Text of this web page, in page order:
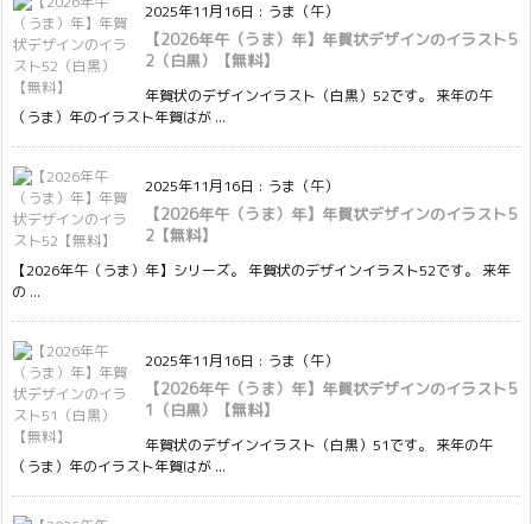
2025年11月16日 : うま（午）
【2026年午（うま）年】年賀状デザインのイラスト5
2（白黒）【無料】
年賀状のデザインイラスト（白黒）52です。 来年の午
（うま）年のイラスト年賀はが ...
2025年11月16日 : うま（午）
【2026年午（うま）年】年賀状デザインのイラスト5
2【無料】
【2026年午（うま）年】シリーズ。 年賀状のデザインイラスト52です。 来年
の ...
2025年11月16日 : うま（午）
【2026年午（うま）年】年賀状デザインのイラスト5
1（白黒）【無料】
年賀状のデザインイラスト（白黒）51です。 来年の午
（うま）年のイラスト年賀はが ...